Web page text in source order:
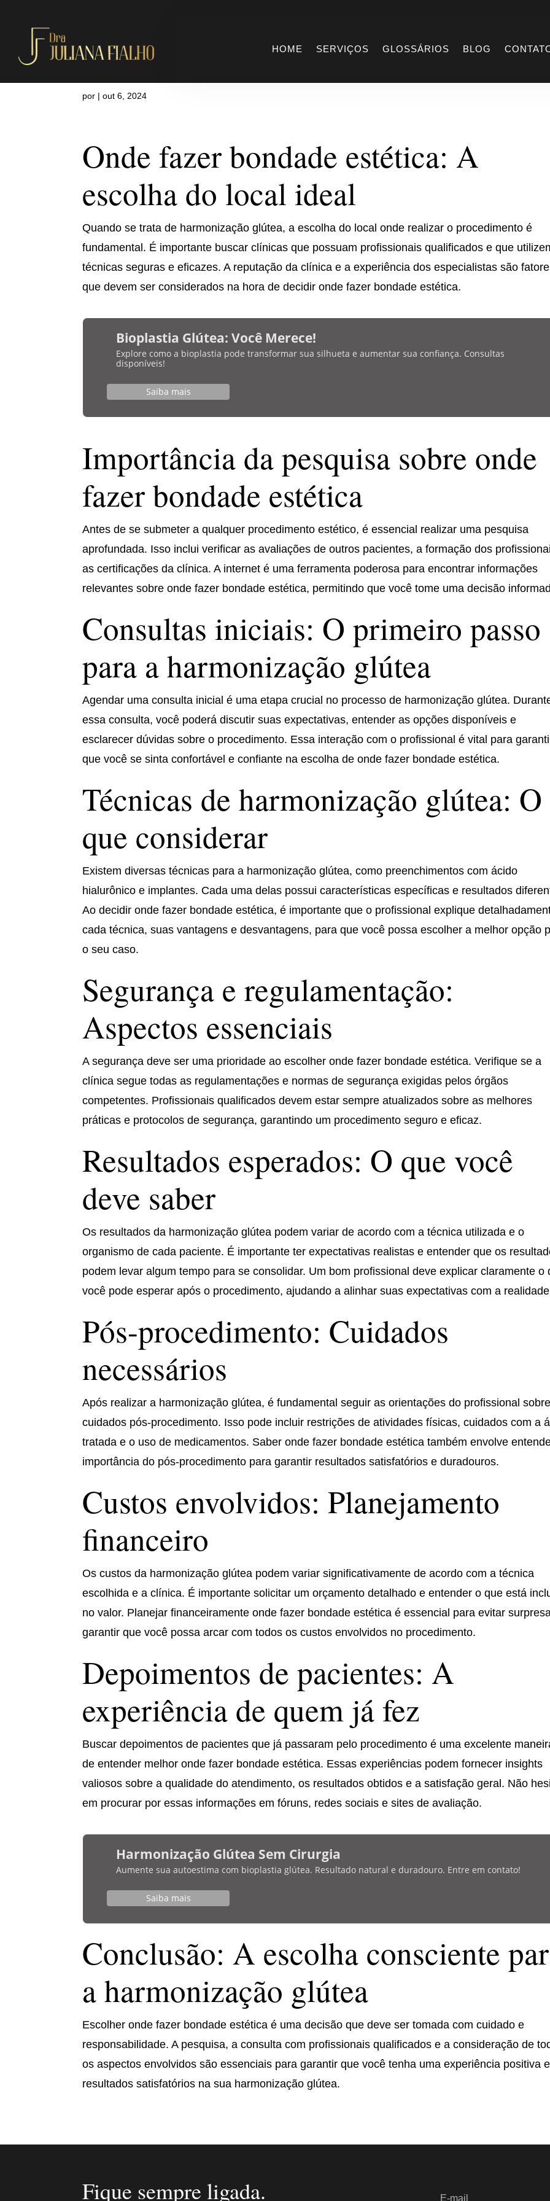
HOME SERVIÇOS GLOSSÁRIOS BLOG
Onde fazer bondade estética
por |out 6, 2024
Onde fazer bondade estética: A
escolha do local ideal
Quando se trata de harmonização glútea, a escolha do local onde realizar o procedimento é
fundamental. É importante buscar clínicas que possuam profissionais qualificados e que
técnicas seguras e eficazes. A reputação da clínica e a experiência dos especialistas são
que devem ser considerados na hora de decidir onde fazer bondade estética.
Bioplastia Glútea: Você Merece!
Explore como a bioplastia pode transformar sua silhueta e aumentar sua confiança. Consultas
disponíveis!
Saiba mais
Importância da pesquisa sobre onde
fazer bondade estética
Antes de se submeter a qualquer procedimento estético, é essencial realizar uma pesquisa
aprofundada. Isso inclui verificar as avaliações de outros pacientes, a formação dos
as certificações da clínica. A internet é uma ferramenta poderosa para encontrar informações
relevantes sobre onde fazer bondade estética, permitindo que você tome uma decisão
Consultas iniciais: O primeiro passo
para a harmonização glútea
Agendar uma consulta inicial é uma etapa crucial no processo de harmonização glútea.
essa consulta, você poderá discutir suas expectativas, entender as opções disponíveis e
esclarecer dúvidas sobre o procedimento. Essa interação com o profissional é vital para
que você se sinta confortável e confiante na escolha de onde fazer bondade estética.
Técnicas de harmonização glútea: O
que considerar
Existem diversas técnicas para a harmonização glútea, como preenchimentos com ácido
hialurônico e implantes. Cada uma delas possui características específicas e resultados
Ao decidir onde fazer bondade estética, é importante que o profissional explique
cada técnica, suas vantagens e desvantagens, para que você possa escolher a melhor opção
o seu caso.
Segurança e regulamentação:
Aspectos essenciais
A segurança deve ser uma prioridade ao escolher onde fazer bondade estética. Verifique se a
clínica segue todas as regulamentações e normas de segurança exigidas pelos órgãos
competentes. Profissionais qualificados devem estar sempre atualizados sobre as melhores
práticas e protocolos de segurança, garantindo um procedimento seguro e eficaz.
Resultados esperados: O que você
deve saber
Os resultados da harmonização glútea podem variar de acordo com a técnica utilizada e o
organismo de cada paciente. É importante ter expectativas realistas e entender que os
podem levar algum tempo para se consolidar. Um bom profissional deve explicar claramente o
você pode esperar após o procedimento, ajudando a alinhar suas expectativas com a
Pós-procedimento: Cuidados
necessários
Após realizar a harmonização glútea, é fundamental seguir as orientações do profissional
cuidados pós-procedimento. Isso pode incluir restrições de atividades físicas, cuidados com a
tratada e o uso de medicamentos. Saber onde fazer bondade estética também envolve
importância do pós-procedimento para garantir resultados satisfatórios e duradouros.
Custos envolvidos: Planejamento
financeiro
Os custos da harmonização glútea podem variar significativamente de acordo com a técnica
escolhida e a clínica. É importante solicitar um orçamento detalhado e entender o que está
no valor. Planejar financeiramente onde fazer bondade estética é essencial para evitar
garantir que você possa arcar com todos os custos envolvidos no procedimento.
Depoimentos de pacientes: A
experiência de quem já fez
Buscar depoimentos de pacientes que já passaram pelo procedimento é uma excelente
de entender melhor onde fazer bondade estética. Essas experiências podem fornecer insights
valiosos sobre a qualidade do atendimento, os resultados obtidos e a satisfação geral. Não
em procurar por essas informações em fóruns, redes sociais e sites de avaliação.
Harmonização Glútea Sem Cirurgia
Aumente sua autoestima com bioplastia glútea. Resultado natural e duradouro. Entre em contato!
Saiba mais
Conclusão: A escolha consciente
a harmonização glútea
Escolher onde fazer bondade estética é uma decisão que deve ser tomada com cuidado e
responsabilidade. A pesquisa, a consulta com profissionais qualificados e a consideração de
os aspectos envolvidos são essenciais para garantir que você tenha uma experiência positiva e
resultados satisfatórios na sua harmonização glútea.
Fique sempre ligada.